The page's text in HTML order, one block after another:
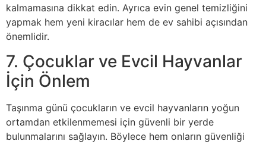
kalmamasına dikkat edin. Ayrıca evin genel temizliğini
yapmak hem yeni kiracılar hem de ev sahibi açısından
önemlidir.
7. Çocuklar ve Evcil Hayvanlar
İçin Önlem
Taşınma günü çocukların ve evcil hayvanların yoğun
ortamdan etkilenmemesi için güvenli bir yerde
bulunmalarını sağlayın. Böylece hem onların güvenliği